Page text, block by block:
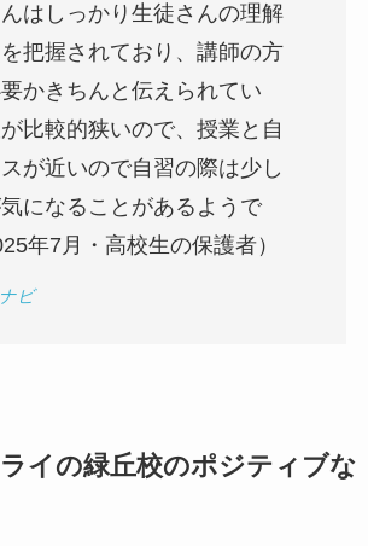
はしっかり生徒さんの理解
把握されており、講師の方
かきちんと伝えられてい
比較的狭いので、授業と自
が近いので自習の際は少し
になることがあるようで
年7月・高校生の保護者）
ビ
イの緑丘校のポジティブな